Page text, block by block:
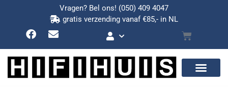
Vragen? Bel ons! (050) 409 4047
gratis verzending vanaf €85,- in NL